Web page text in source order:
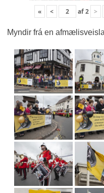
« < af2 >
Myndir frá en